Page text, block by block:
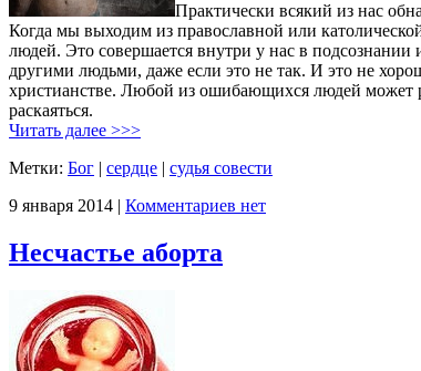
Практически всякий из нас
Когда мы выходим из православной или
людей. Это совершается внутри у нас в подсознании
другими людьми, даже если это не так. И это не
христианстве. Любой из ошибающихся людей может
раскаяться.
Читать далее >>>
Метки: Бог | сердце | судья совести
9 января 2014 | Комментариев нет
Несчастье аборта